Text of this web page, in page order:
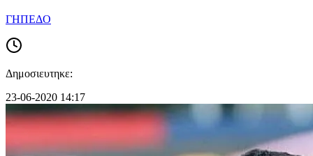
ΓΗΠΕΔΟ
Δημοσιευτηκε:
23-06-2020 14:17